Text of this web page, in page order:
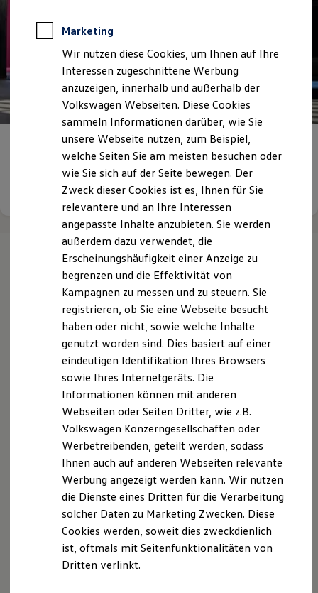
Rekuperation
Laden unterwegs
Laden Zuhause
Ladestationen finden
Ladezeitensimulator
Batterie
Sicherheit
Nachhaltigkeit
Technologie
Kosten und Kauf
Kaufoptionen
E-Auto-Förderung
Software und Konnektivität
Die ID. Software 6
ID. Software Versionen und Updates
Digitale Extras
Schnittstellen zu Ihrem ID.
Hybridautos
Marke und Erlebnis
Volkswagen R und R Experience
R-Modelle
R Experience
Driving Experience
Volkswagen entdecken
Werkbesichtigung
Lifestyle Shop
T-Roc Kollektion
Golf Kollektion
ID. Kollektion
Volkswagen Kollektion
R-Kollektion
GTI Kollektion
Fußball Drop
we drive football
#wedriveproud
Besitzer und Service
Software Updates
Service und Ersatzteile
Ihre Karrieremöglichkeiten bei uns
Details ansehen
Ihrenächsten
Schritte
Probefahrt vereinbaren
Fahrzeugangebot anfordern
Serviceanfrage stellen
Marketing
Wir nutzen diese Cookies, um Ihnen auf Ihre
Interessen zugeschnittene Werbung
anzuzeigen, innerhalb und außerhalb der
Volkswagen Webseiten. Diese Cookies
sammeln Informationen darüber, wie Sie
unsere Webseite nutzen, zum Beispiel,
welche Seiten Sie am meisten besuchen oder
wie Sie sich auf der Seite bewegen. Der
Zweck dieser Cookies ist es, Ihnen für Sie
relevantere und an Ihre Interessen
angepasste Inhalte anzubieten. Sie werden
außerdem dazu verwendet, die
Erscheinungshäufigkeit einer Anzeige zu
begrenzen und die Effektivität von
Kampagnen zu messen und zu steuern. Sie
registrieren, ob Sie eine Webseite besucht
haben oder nicht, sowie welche Inhalte
genutzt worden sind. Dies basiert auf einer
eindeutigen Identifikation Ihres Browsers
sowie Ihres Internetgeräts. Die
Informationen können mit anderen
Webseiten oder Seiten Dritter, wie z.B.
Volkswagen Konzerngesellschaften oder
Werbetreibenden, geteilt werden, sodass
Ihnen auch auf anderen Webseiten relevante
Werbung angezeigt werden kann. Wir nutzen
die Dienste eines Dritten für die Verarbeitung
solcher Daten zu Marketing Zwecken. Diese
Cookies werden, soweit dies zweckdienlich
ist, oftmals mit Seitenfunktionalitäten von
Dritten verlinkt.